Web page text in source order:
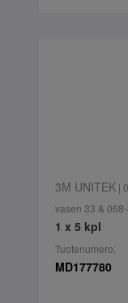
3M UNITEK|
vasen 33 &
1 x 5 kpl
Tuotenumero:
MD177780